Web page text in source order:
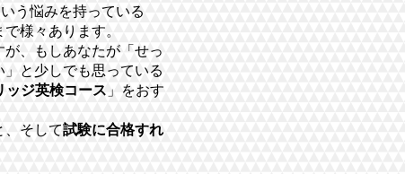
う悩みを持っている
様々あります。
、もしあなたが「せっ
と少しでも思っている
ッジ英検コース 」をおす
、そして試験に合格すれ